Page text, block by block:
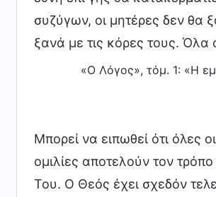
συζύγων, οι μητέρες δεν θα
ξανά με τις κόρες τους.
«Ο Λόγος», τόμ. 1: «Η
Μπορεί να ειπωθεί ότι όλες
ομιλίες αποτελούν τον
Του. Ο Θεός έχει σχεδόν